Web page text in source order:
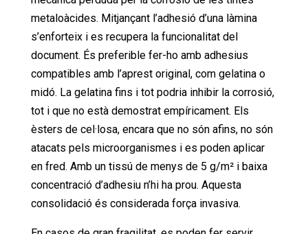
metaloàcides. Mitjançant l’adhesió d’una làmina
s’enforteix i es recupera la funcionalitat del
document. És preferible fer-ho amb adhesius
compatibles amb l’aprest original, com gelatina o
midó. La gelatina fins i tot podria inhibir la corrosió,
tot i que no està demostrat empíricament. Els
èsters de cel·losa, encara que no són afins, no són
atacats pels microorganismes i es poden aplicar
en fred. Amb un tissú de menys de 5 g/m² i baixa
concentració d’adhesiu n’hi ha prou. Aquesta
consolidació és considerada força invasiva.